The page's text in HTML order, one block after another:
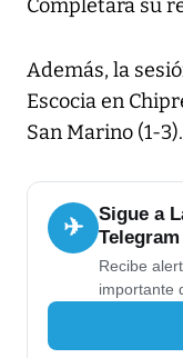
Completará su
Además, la
Escocia en
San Marino (1-3).
✈
Sigue a
Telegram
Recibe
importante